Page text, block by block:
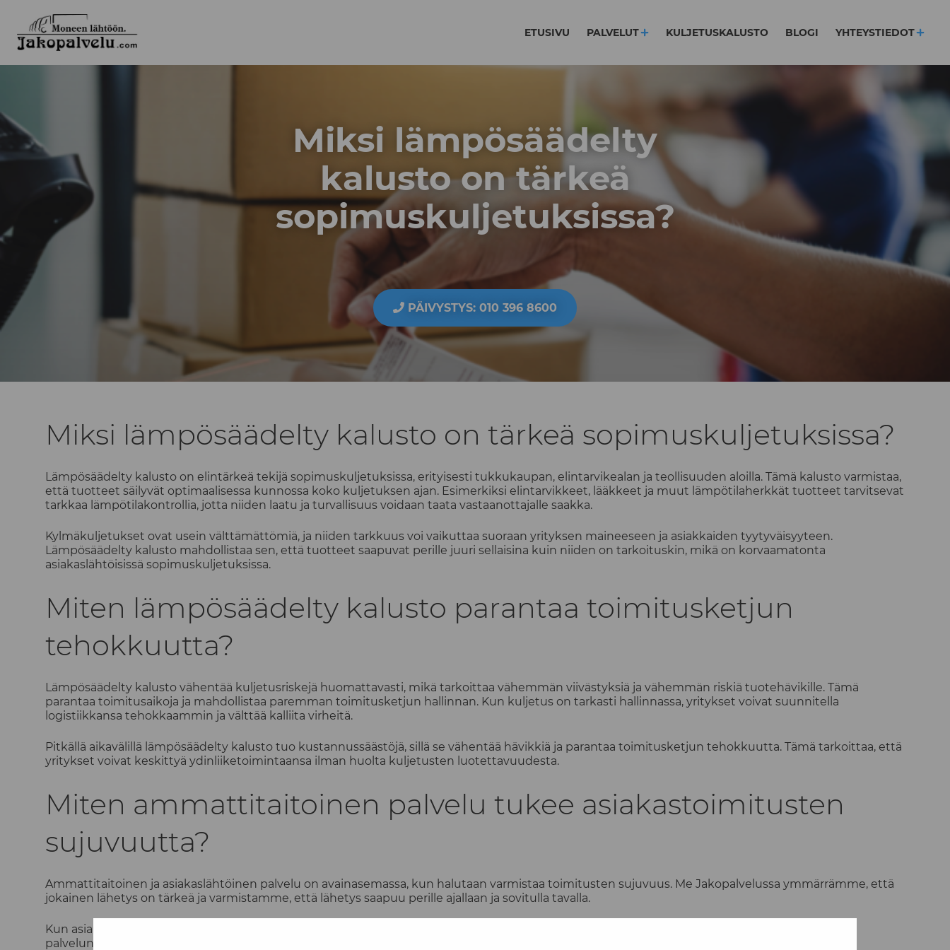
Jakopalvelu
ETUSIVU PALVELUT KULJETUSKALUSTO BLOGI YHTEYSTIEDOT
Miksi lämpösäädelty
kalusto on tärkeä
sopimuskuljetuksissa?
PÄIVYSTYS: 010 396 8600
Miksi lämpösäädelty kalusto on tärkeä sopimuskuljetuksissa?
Lämpösäädelty kalusto on elintärkeä tekijä sopimuskuljetuksissa, erityisesti tukkukaupan, elintarvikealan ja teollisuuden aloilla. Tämä kalusto varmistaa,
että tuotteet säilyvät optimaalisessa kunnossa koko kuljetuksen ajan. Esimerkiksi elintarvikkeet, lääkkeet ja muut lämpötilaherkkät tuotteet tarvitsevat
tarkkaa lämpötilakontrollia, jotta niiden laatu ja turvallisuus voidaan taata vastaanottajalle saakka.
Kylmäkuljetukset ovat usein välttämättömiä, ja niiden tarkkuus voi vaikuttaa suoraan yrityksen maineeseen ja asiakkaiden tyytyväisyyteen.
Lämpösäädelty kalusto mahdollistaa sen, että tuotteet saapuvat perille juuri sellaisina kuin niiden on tarkoituskin, mikä on korvaamatonta
asiakaslähtöisissä sopimuskuljetuksissa.
Miten lämpösäädelty kalusto parantaa toimitusketjun
tehokkuutta?
Lämpösäädelty kalusto vähentää kuljetusriskejä huomattavasti, mikä tarkoittaa vähemmän viivästyksiä ja vähemmän riskiä tuotehävikille. Tämä
parantaa toimitusaikoja ja mahdollistaa paremman toimitusketjun hallinnan. Kun kuljetus on tarkasti hallinnassa, yritykset voivat suunnitella
logistiikkansa tehokkaammin ja välttää kalliita virheitä.
Pitkällä aikavälillä lämpösäädelty kalusto tuo kustannussäästöjä, sillä se vähentää hävikkiä ja parantaa toimitusketjun tehokkuutta. Tämä tarkoittaa, että
yritykset voivat keskittyä ydinliiketoimintaansa ilman huolta kuljetusten luotettavuudesta.
Miten ammattitaitoinen palvelu tukee asiakastoimitusten
sujuvuutta?
Ammattitaitoinen ja asiakaslähtöinen palvelu on avainasemassa, kun halutaan varmistaa toimitusten sujuvuus. Me Jakopalvelussa ymmärrämme, että
jokainen lähetys on tärkeä ja varmistamme, että lähetys saapuu perille ajallaan ja sovitulla tavalla.
Kun asiakkaat voivat luottaa siihen, että heidän tuotteensa toimitetaan aina ajallaan ja optimaalisessa kunnossa, heidän luottamuksensa
palveluntarjoajaan vahvistuu. Tämä puolestaan lisää asiakastyytyväisyyttä ja parantaa yrityksen mainetta.